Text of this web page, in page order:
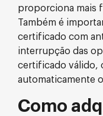
proporciona mais
Também é
certificado com
interrupção das
certificado válido,
automaticamente
Como